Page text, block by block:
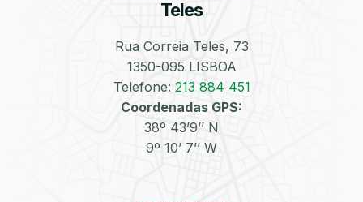
Teles
Rua Correia Teles, 73
1350-095 LISBOA
Telefone: 213 884 451
Coordenadas GPS:
38º 43’9’’ N
9º 10’ 7’’ W
Rodas
Jantes